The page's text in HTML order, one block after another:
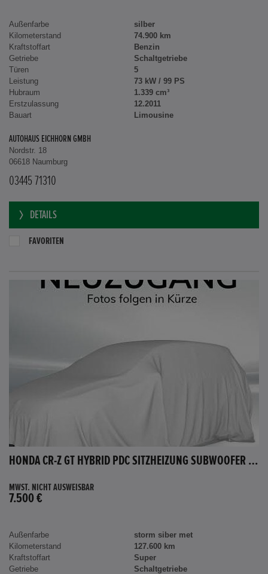
Außenfarbe
silber
Kilometerstand
74.900 km
Kraftstoffart
Benzin
Getriebe
Schaltgetriebe
Türen
5
Leistung
73 kW / 99 PS
Hubraum
1.339 cm³
Erstzulassung
12.2011
Bauart
Limousine
AUTOHAUS EICHHORN GMBH
Nordstr. 18
06618 Naumburg
03445 71310
DETAILS
FAVORITEN
HONDA CR-Z GT HYBRID PDC SITZHEIZUNG SUBWOOFER BLUETOOTH
MWST. NICHT AUSWEISBAR
7.500 €
Außenfarbe
storm siber met
Kilometerstand
127.600 km
Kraftstoffart
Super
Getriebe
Schaltgetriebe